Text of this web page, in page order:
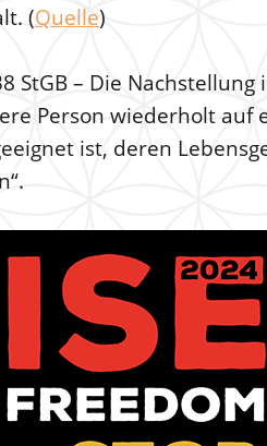
(Quelle)
StGB – Die
Person wiederholt auf
ist, deren